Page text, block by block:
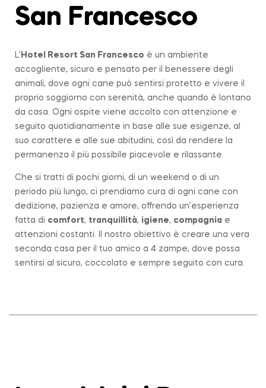
San Francesco
L’ Hotel Resort San Francesco è un ambiente
accogliente, sicuro e pensato per il benessere degli
animali, dove ogni cane può sentirsi protetto e vivere il
proprio soggiorno con serenità, anche quando è lontano
da casa. Ogni ospite viene accolto con attenzione e
seguito quotidianamente in base alle sue esigenze, al
suo carattere e alle sue abitudini, così da rendere la
permanenza il più possibile piacevole e rilassante.
Che si tratti di pochi giorni, di un weekend o di un
periodo più lungo, ci prendiamo cura di ogni cane con
dedizione, pazienza e amore, offrendo un’esperienza
fatta di comfort, tranquillità, igiene, compagnia e
attenzioni costanti. Il nostro obiettivo è creare una vera
seconda casa per il tuo amico a 4 zampe, dove possa
sentirsi al sicuro, coccolato e sempre seguito con cura.